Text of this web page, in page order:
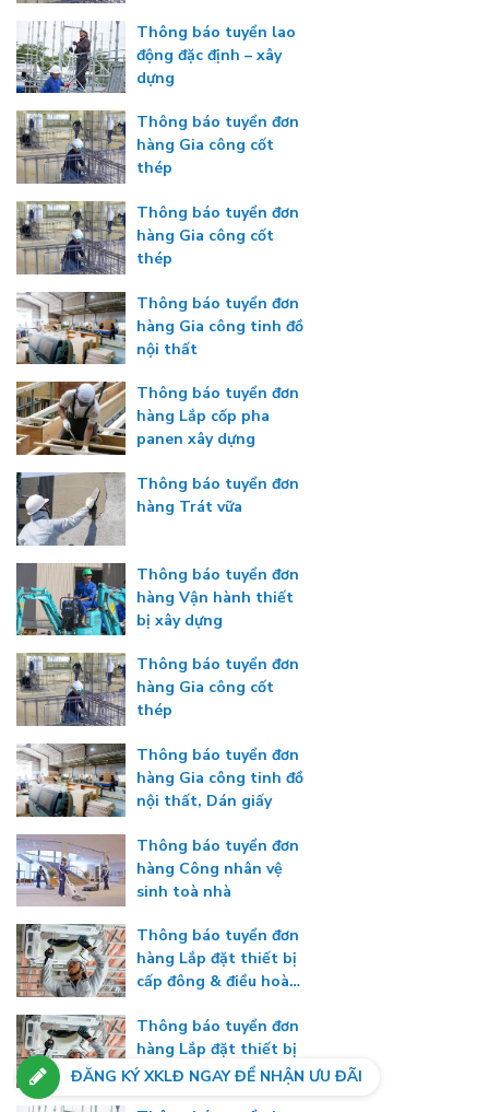
Thông báo tuyển lao
động đặc định – xây
dựng
Thông báo tuyển đơn
hàng Gia công cốt
thép
Thông báo tuyển đơn
hàng Gia công cốt
thép
Thông báo tuyển đơn
hàng Gia công tinh đồ
nội thất
Thông báo tuyển đơn
hàng Lắp cốp pha
panen xây dựng
Thông báo tuyển đơn
hàng Trát vữa
Thông báo tuyển đơn
hàng Vận hành thiết
bị xây dựng
Thông báo tuyển đơn
hàng Gia công cốt
thép
Thông báo tuyển đơn
hàng Gia công tinh đồ
nội thất, Dán giấy
Thông báo tuyển đơn
hàng Công nhân vệ
sinh toà nhà
Thông báo tuyển đơn
hàng Lắp đặt thiết bị
cấp đông & điều hoà
Thông báo tuyển đơn
hàng Lắp đặt thiết bị
cấp đông & điều hoà
ĐĂNG KÝ XKLĐ NGAY ĐỂ NHẬN ƯU ĐÃI